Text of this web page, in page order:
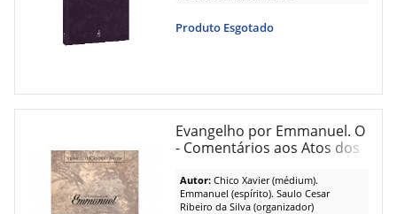
Produto Esgotado
Evangelho por Emmanuel. O
- Comentários aos Atos dos
Autor:Chico Xavier (médium).
Emmanuel (espírito). Saulo Cesar
Ribeiro da Silva (organizador)